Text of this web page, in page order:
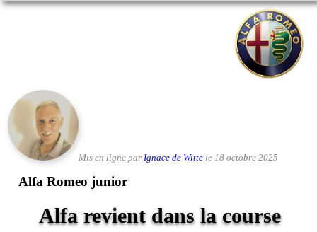
Mis en ligne par Ignace de Witte le 18 octobre 2025
Alfa Romeo junior
Alfa revient dans la course